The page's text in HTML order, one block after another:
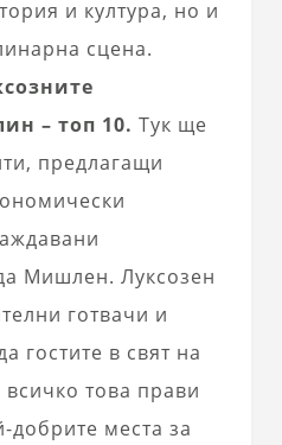
и култура, но и
сцена.
– топ 10. Тук ще
предлагащи
Мишлен. Луксозен
готвачи и
гостите в свят на
всичко това прави
добрите места за